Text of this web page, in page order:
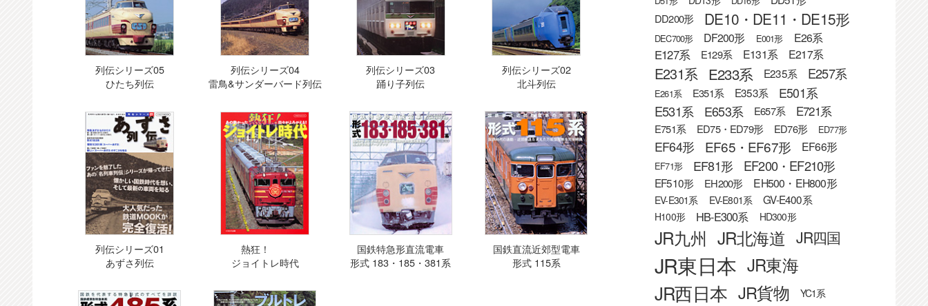
列伝シリーズ05
ひたち列伝
列伝シリーズ04
雷鳥&サンダーバード列伝
列伝シリーズ03
踊り子列伝
列伝シリーズ02
北斗列伝
列伝シリーズ01
あずさ列伝
熱狂！
ジョイトレ時代
国鉄特急形直流電車
形式 183・185・381系
国鉄直流近郊型電車
形式 115系
DD200形 DE10・DE11・DE15形
DEC700形 DF200形 E001形 E26系
E127系 E129系 E131系 E217系
E231系 E233系 E235系 E257系
E261系 E351系 E353系 E501系
E531系 E653系 E657系 E721系
E751系 ED75・ED79形 ED76形 ED77形
EF64形 EF65・EF67形 EF66形
EF71形 EF81形 EF200・EF210形
EF510形 EH200形 EH500・EH800形
EV-E301系 EV-E801系 GV-E400系
H100形 HB-E300系 HD300形
JR九州 JR北海道 JR四国
JR東日本 JR東海
JR西日本 JR貨物
YC1系